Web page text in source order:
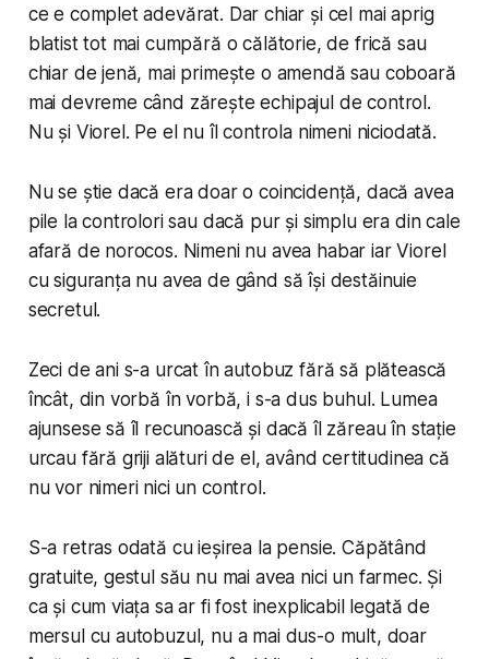
ce e complet adevărat. Dar chiar și cel mai aprig
blatist tot mai cumpără o călătorie, de frică sau
chiar de jenă, mai primește o amendă sau coboară
mai devreme când zărește echipajul de control.
Nu și Viorel. Pe el nu îl controla nimeni niciodată.
Nu se știe dacă era doar o coincidență, dacă avea
pile la controlori sau dacă pur și simplu era din cale
afară de norocos. Nimeni nu avea habar iar Viorel
cu siguranța nu avea de gând să își destăinuie
secretul.
Zeci de ani s-a urcat în autobuz fără să plătească
încât, din vorbă în vorbă, i s-a dus buhul. Lumea
ajunsese să îl recunoască și dacă îl zăreau în stație
urcau fără griji alături de el, având certitudinea că
nu vor nimeri nici un control.
S-a retras odată cu ieșirea la pensie. Căpătând
gratuite, gestul său nu mai avea nici un farmec. Și
ca și cum viața sa ar fi fost inexplicabil legată de
mersul cu autobuzul, nu a mai dus-o mult, doar